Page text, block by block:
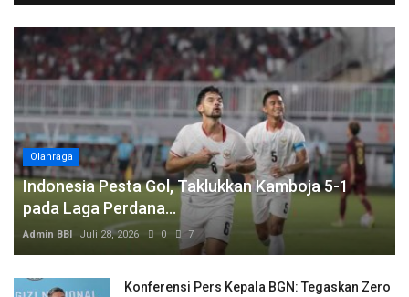
Olahraga
Indonesia Pesta Gol, Taklukkan Kamboja 5-1
pada Laga Perdana...
Admin BBI Juli 28, 2026 0 7
Konferensi Pers Kepala BGN: Tegaskan Zero